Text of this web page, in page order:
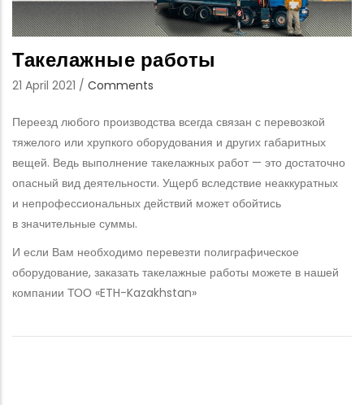
Такелажные работы
21 April 2021 / Comments
Переезд любого производства всегда связан с перевозкой
тяжелого или хрупкого оборудования и других габаритных
вещей. Ведь выполнение такелажных работ — это достаточно
опасный вид деятельности. Ущерб вследствие неаккуратных
и непрофессиональных действий может обойтись
в значительные суммы.
И если Вам необходимо перевезти полиграфическое
оборудование, заказать такелажные работы можете в нашей
компании ТОО «ETH-Kazakhstan»